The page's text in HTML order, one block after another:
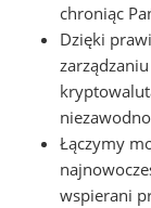
chroniąc
Dzięki
Łączymy
wspierani